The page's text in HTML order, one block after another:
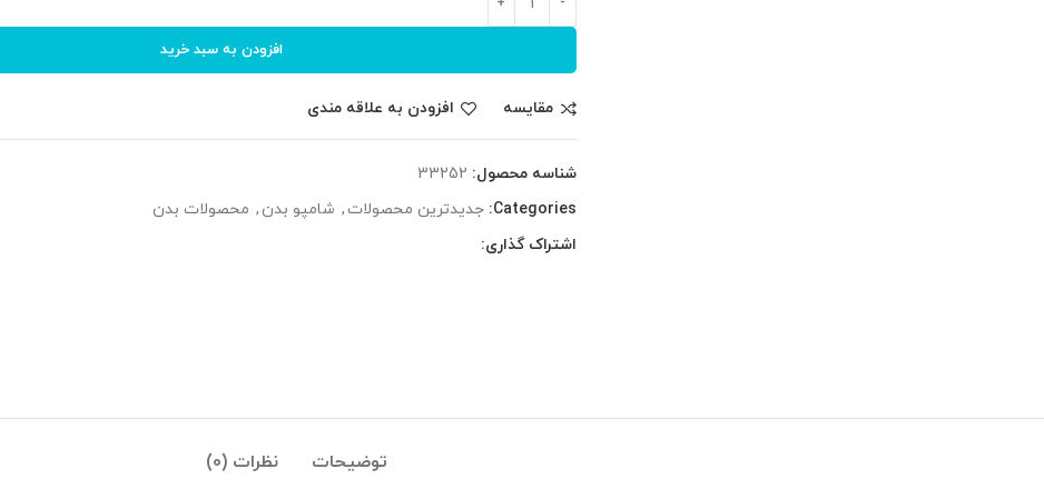
افزودن به سبد خرید
مقایسه افزودن به علاقه مندی
شناسه محصول: 33252
Categories: جدیدترین محصولات , شامپو بدن , محصولات بدن
اشتراک گذاری:
توضیحات نظرات (0)